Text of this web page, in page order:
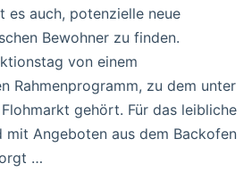
es auch, potenzielle neue
Bewohner zu finden.
von einem
Rahmenprogramm, zu dem unter
gehört. Für das leibliche
mit Angeboten aus dem Backofen
…